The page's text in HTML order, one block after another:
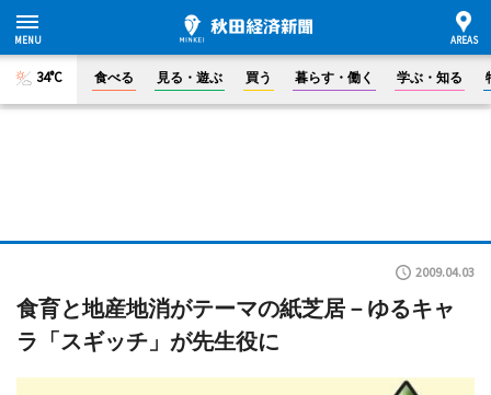
34°C 食べる 見る・遊ぶ 買う 暮らす・働く 学ぶ・知る
2009.04.03
食育と地産地消がテーマの紙芝居－ゆるキャ
ラ「スギッチ」が先生役に